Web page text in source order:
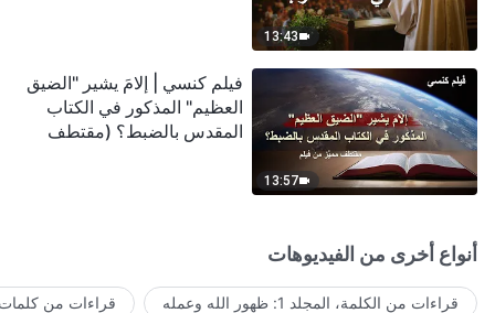
13:43
13:57
فيلم كنسي | إلامَ يشير "الضيق
العظيم" المذكور في الكتاب
المقدس بالضبط؟ (مقتطف
أنواع أخرى من الفيديوهات
قراءات من الكلمة، المجلد 1: ظهور الله وعمله قراءات من كلمات